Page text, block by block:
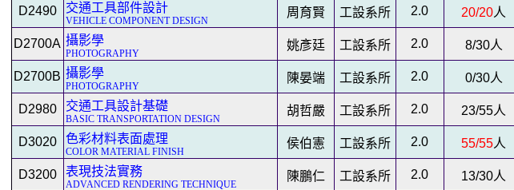
D2490 交通工具部件設計
VEHICLE COMPONENT DESIGN
周育賢 工設系所 2.0 20/20人
D2700A 攝影學
PHOTOGRAPHY
姚彥廷 工設系所 2.0 8/30人
D2700B 攝影學
PHOTOGRAPHY
陳晏端 工設系所 2.0 0/30人
D2980 交通工具設計基礎
BASIC TRANSPORTATION DESIGN
胡哲嚴 工設系所 2.0 23/55人
D3020 色彩材料表面處理
COLOR MATERIAL FINISH
侯伯憲 工設系所 2.0 55/55人
D3200 表現技法實務
ADVANCED RENDERING TECHNIQUE
陳鵬仁 工設系所 2.0 13/30人